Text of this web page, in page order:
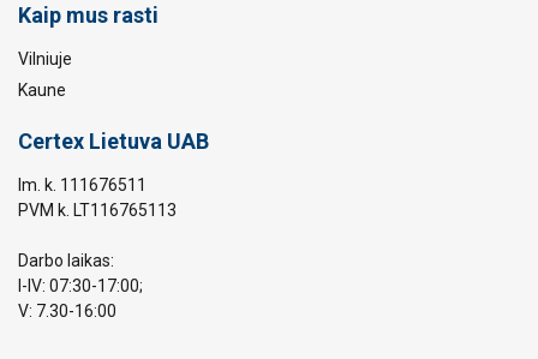
Kaip mus rasti
Vilniuje
Kaune
Certex Lietuva UAB
Im. k. 111676511
PVM k. LT116765113
Darbo laikas:
I-IV: 07:30-17:00;
V: 7.30-16:00